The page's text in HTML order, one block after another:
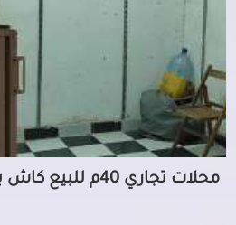
محلات تجاري 40م للبيع كاش بميامي الإسكندرية